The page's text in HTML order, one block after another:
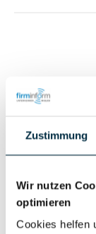
Zustimmung
Wir nutzen
optimieren
Cookies helfen
Personen im
Wirtschaftlich